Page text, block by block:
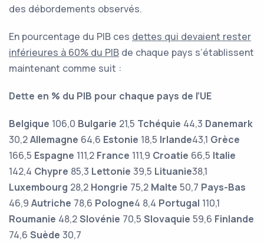
des débordements observés.
En pourcentage du PIB ces dettes qui devaient rester
inférieures à 60% du PIB de chaque pays s’établissent
maintenant comme suit :
Dette en % du PIB pour chaque pays de l’UE
Belgique 106,0 Bulgarie 21,5 Tchéquie 44,3 Danemark
30,2Allemagne 64,6 Estonie 18,5 Irlande43,1 Grèce
166,5 Espagne 111,2 France 111,9 Croatie 66,5 Italie
142,4 Chypre 85,3 Lettonie 39,5 Lituanie38,1
Luxembourg 28,2 Hongrie 75,2 Malte 50,7 Pays-Bas
46,9 Autriche 78,6 Pologne4 8,4 Portugal 110,1
Roumanie 48,2Slovénie 70,5 Slovaquie 59,6 Finlande
74,6 Suède 30,7